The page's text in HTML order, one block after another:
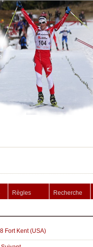
Règles Recherche
Fort Kent (USA)